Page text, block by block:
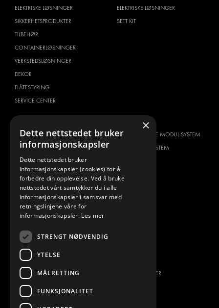
ELEKTRISKE LØSNINGER
SIKKERHETSPRODUKTER
TILBEHØR
CONTAINERLØSNINGER
VERKSTEDSLØSNINGER
DEKOR
FLÅTESTYRING
SERVICE CENTER
ELEKTRISKE LØSNINGER
SETT KIT
CITROËN
DACIA
FIAT
HYUNDAI
IVECO
MAN
MERCEDES
NISSAN
OPEL
PEUGEOT
RENAULT
TOYOTA
HVORFOR VELGE MODUL-SYSTEM
OM MODUL-SYSTEM
JOBBMULIGHETER
×
Dette nettstedet bruker
informasjonskapsler
Dette nettstedet bruker
informasjonskapsler (cookies) for å
forbedre din opplevelse. Ved å bruke
nettstedet vårt samtykker du i alle
informasjonskapsler i samsvar med
retningslinjene våre for
informasjonskapsler. Les mer
STRENGT NØDVENDIG
YTELSE
MÅLRETTING
FUNKSJONALITET